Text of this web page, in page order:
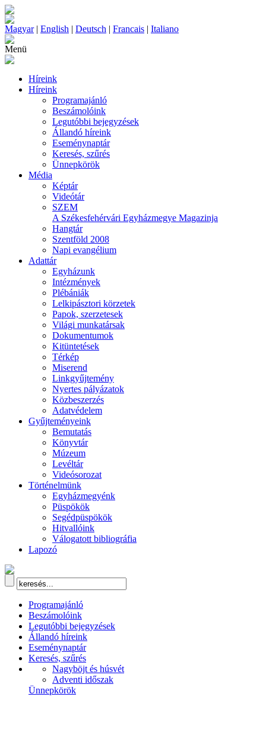
Magyar| English | Deutsch | Francais | Italiano
Menü
Híreink
Híreink
Programajánló
Beszámolóink
Legutóbbi bejegyzések
Állandó híreink
Eseménynaptár
Keresés, szűrés
Ünnepkörök
Média
Képtár
Videótár
SZEM
A Székesfehérvári Egyházmegye Magazinja
Hangtár
Szentföld 2008
Napi evangélium
Adattár
Egyházunk
Intézmények
Plébániák
Lelkipásztori körzetek
Papok, szerzetesek
Világi munkatársak
Dokumentumok
Kitüntetések
Térkép
Miserend
Linkgyűjtemény
Nyertes pályázatok
Közbeszerzés
Adatvédelem
Gyűjteményeink
Bemutatás
Könyvtár
Múzeum
Levéltár
Videósorozat
Történelmünk
Egyházmegyénk
Püspökök
Segédpüspökök
Hitvallóink
Válogatott bibliográfia
Lapozó
Programajánló
Beszámolóink
Legutóbbi bejegyzések
Állandó híreink
Eseménynaptár
Keresés, szűrés
Nagyböjt és húsvét
Adventi időszak
Ünnepkörök